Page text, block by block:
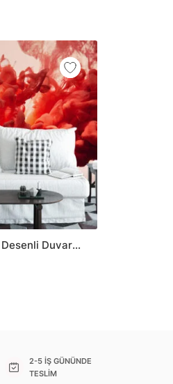
Kızıl Mürekkep Su Desenli Duvar Kağıdı, Renkli Duvar Dekoru İçin Soyut Kırmızı Sıvı Tasarımlı 3D Duvar Kağıdı
Bu
ve suya
üretimini
ve evin en
ürün
yanı
2-5 İŞ GÜNÜNDE
TESLİM